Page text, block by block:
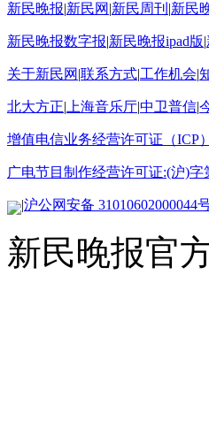
新民晚报|新民网 |新民周刊 |新民
新民晚报数字报|新民晚报ipad版|
关于新民网 |联系方式|工作机会|
北大方正|上海音乐厅|中卫普信|
增值电信业务经营许可证（ICP
广电节目制作经营许可证:(沪)字
|沪公网安备 31010602000044
新民晚报官